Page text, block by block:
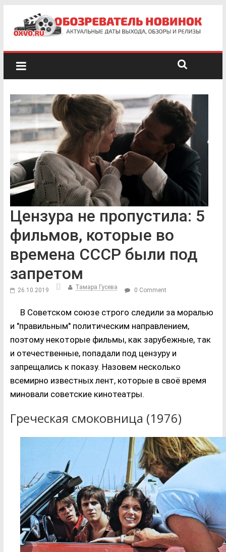
Цензура не пропустила: 5
фильмов, которые во
времена СССР были под
запретом
26.10.2019 Тамара Гусева 0 Comment
В Советском союзе строго следили за моралью
и "правильным" политическим направлением,
поэтому некоторые фильмы, как зарубежные, так
и отечественные, попадали под цензуру и
запрещались к показу. Назовем несколько
всемирно известных лент, которые в своё время
миновали советские кинотеатры.
Греческая смоковница (1976)